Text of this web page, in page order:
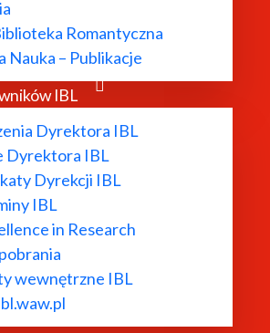
Romantyczna
Nauka – Publikacje
IBL
Dyrektora IBL
Dyrektora IBL
Dyrekcji IBL
IBL
in Research
wewnętrzne IBL
Warszawa
podawczej:
26106-32946-